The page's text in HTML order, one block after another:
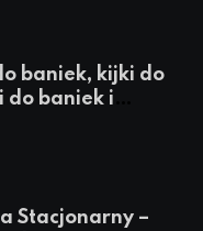
baniek, kijki do
do baniek i
Stacjonarny –